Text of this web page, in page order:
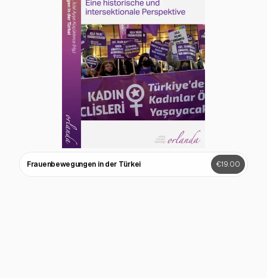
Frauenbewegungen in der Türkei €19.00